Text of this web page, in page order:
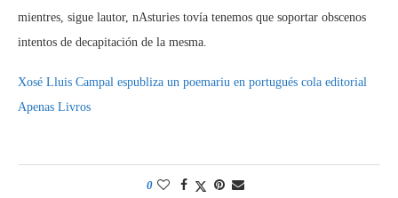
mientres, sigue lautor, nAsturies tovía tenemos que soportar obscenos
intentos de decapitación de la mesma.
Xosé Lluis Campal espubliza un poemariu en portugués cola editorial
Apenas Livros
0